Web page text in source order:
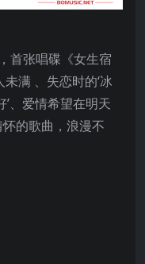
首张唱碟《女生宿
满 、失恋时的‘冰
’、爱情希望在明天
的歌曲，浪漫不